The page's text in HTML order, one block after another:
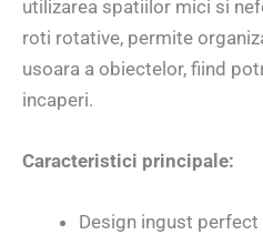
utilizarea spatiilor mici si
roti rotative, permite
usoara a obiectelor, fiind
incaperi.
Caracteristici principale:
Design ingust